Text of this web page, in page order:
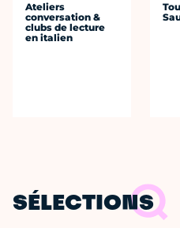
Ateliers
conversation &
clubs de lecture
en italien
SÉLECTIONS